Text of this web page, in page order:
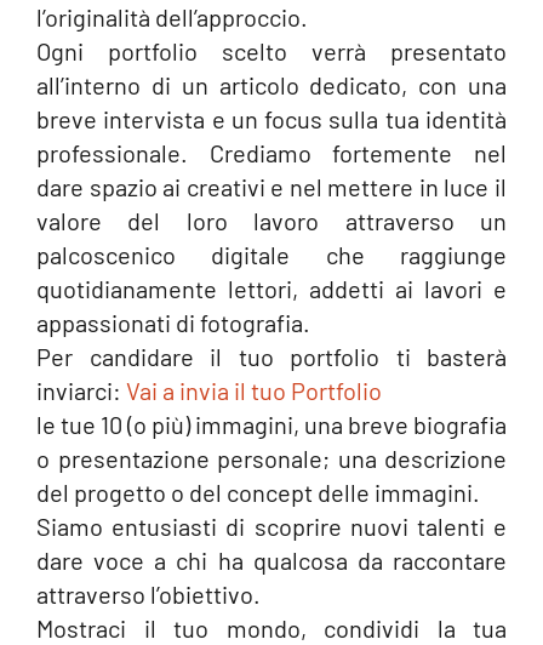
l’originalità dell’approccio.
Ogni portfolio scelto verrà presentato
all’interno di un articolo dedicato, con una
breve intervista e un focus sulla tua identità
professionale. Crediamo fortemente nel
dare spazio ai creativi e nel mettere in luce il
valore del loro lavoro attraverso un
palcoscenico digitale che raggiunge
quotidianamente lettori, addetti ai lavori e
appassionati di fotografia.
Per candidare il tuo portfolio ti basterà
inviarci: Vai a invia il tuo Portfolio
le tue 10 (o più) immagini, una breve biografia
o presentazione personale; una descrizione
del progetto o del concept delle immagini.
Siamo entusiasti di scoprire nuovi talenti e
dare voce a chi ha qualcosa da raccontare
attraverso l’obiettivo.
Mostraci il tuo mondo, condividi la tua